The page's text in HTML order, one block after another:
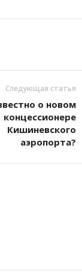
Следующая статья
о новом
концессионере
Кишиневского
аэропорта?